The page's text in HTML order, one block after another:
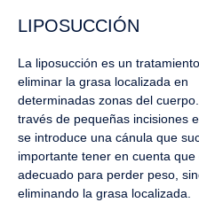
LIPOSUCCIÓN
La liposucción es un
eliminar la grasa localizada en
determinadas zonas del
través de pequeñas incisiones
se introduce una cánula que
importante tener en cuenta
adecuado para perder peso,
eliminando la grasa localizada.